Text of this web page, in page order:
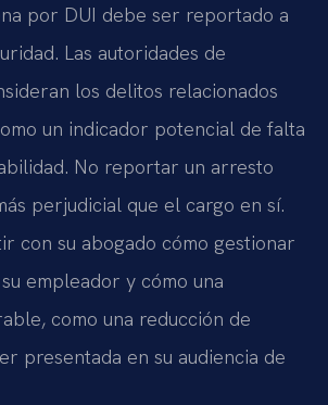
por DUI debe ser reportado a
Las autoridades de
los delitos relacionados
un indicador potencial de falta
No reportar un arresto
perjudicial que el cargo en sí.
con su abogado cómo gestionar
empleador y cómo una
como una reducción de
presentada en su audiencia de